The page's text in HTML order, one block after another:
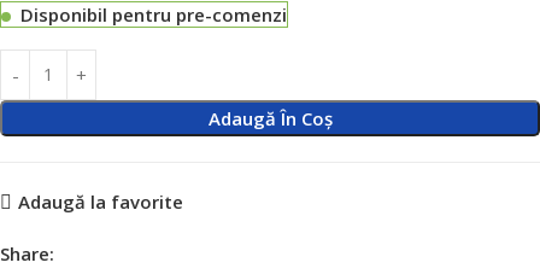
Disponibil pentru pre-comenzi
Adaugă În Coș
Adaugă la favorite
Share: